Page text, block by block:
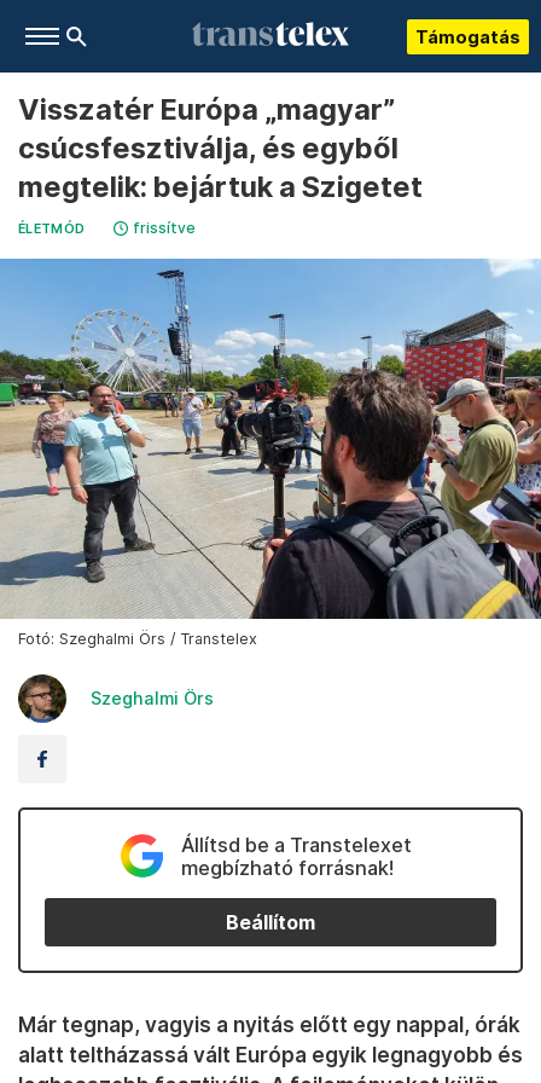
Támogatás
Visszatér Európa „magyar”
csúcsfesztiválja, és egyből
megtelik: bejártuk a Szigetet
ÉLETMÓD frissítve
Fotó: Szeghalmi Örs / Transtelex
Szeghalmi Örs
Állítsd be a Transtelexet
megbízható forrásnak!
Beállítom
Már tegnap, vagyis a nyitás előtt egy nappal, órák
alatt teltházassá vált Európa egyik legnagyobb és